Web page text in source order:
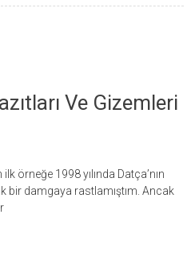
Ve Gizemleri
örneğe 1998 yılında Datça’nın
bir damgaya rastlamıştım. Ancak